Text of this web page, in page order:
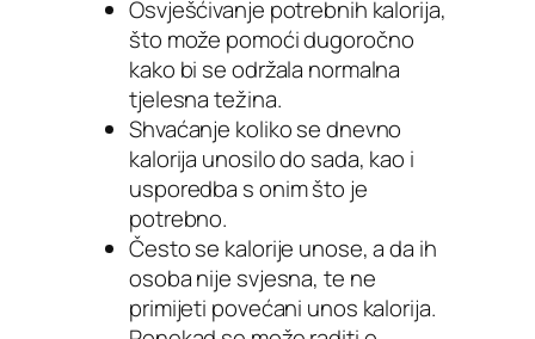
Osvješćivanje potrebnih kalorija,
što može pomoći dugoročno
kako bi se održala normalna
tjelesna težina.
Shvaćanje koliko se dnevno
kalorija unosilo do sada, kao i
usporedba s onim što je
potrebno.
Često se kalorije unose, a da ih
osoba nije svjesna, te ne
primijeti povećani unos kalorija.